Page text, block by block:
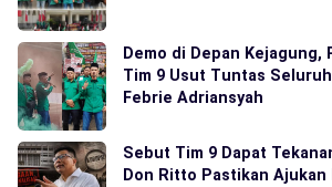
Demo di Depan Kejagung,
Tim 9 Usut Tuntas
Febrie Adriansyah
Sebut Tim 9 Dapat
Don Ritto Pastikan